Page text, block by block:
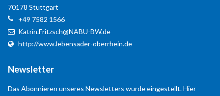
70178 Stuttgart
+49 7582 1566
Katrin.Fritzsch@NABU-BW.de
http://www.lebensader-oberrhein.de
Newsletter
Das Abonnieren unseres Newsletters wurde eingestellt. Hier
Lorem ipsum dolor sit amet, consectetuer adipiscing
elit. Aenean commodo ligula eget dolor.